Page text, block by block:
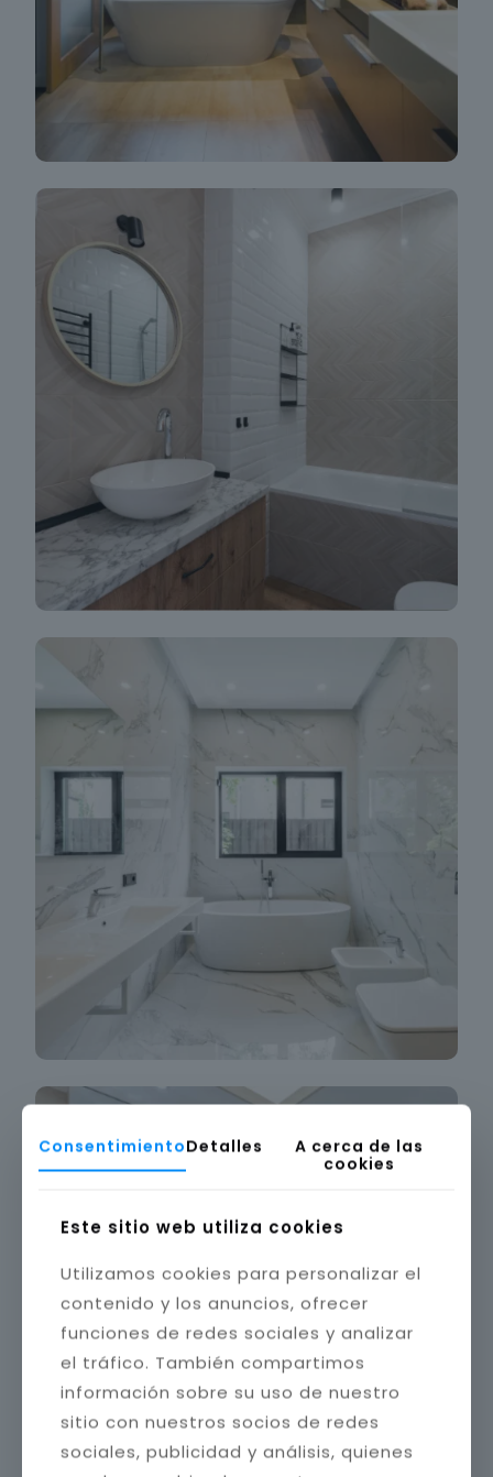
ConsentimientoDetalles
A cerca de las
cookies
Este sitio web utiliza cookies
Utilizamos cookies para personalizar el
contenido y los anuncios, ofrecer
funciones de redes sociales y analizar
el tráfico. También compartimos
información sobre su uso de nuestro
sitio con nuestros socios de redes
sociales, publicidad y análisis, quienes